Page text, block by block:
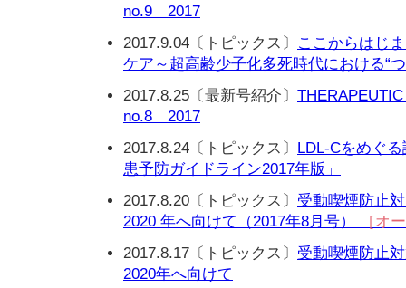
no.9 2017
2017.9.04〔トピックス〕
ここからはじ
ケア～超高齢少子化多死時代における“
2017.8.25〔最新号紹介〕
no.8 2017
2017.8.24〔トピックス〕 LDL-Cをめぐ
患予防ガイドライン2017年版」
2017.8.20〔トピックス〕 受動喫煙防止
2020 年へ向けて（2017年8月号）
［オ
2017.8.17〔トピックス〕 受動喫煙防止
2020年へ向けて